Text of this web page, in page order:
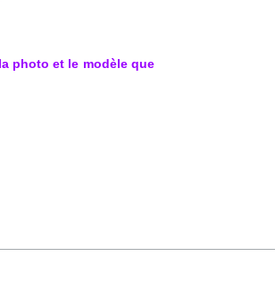
photo et le modèle que